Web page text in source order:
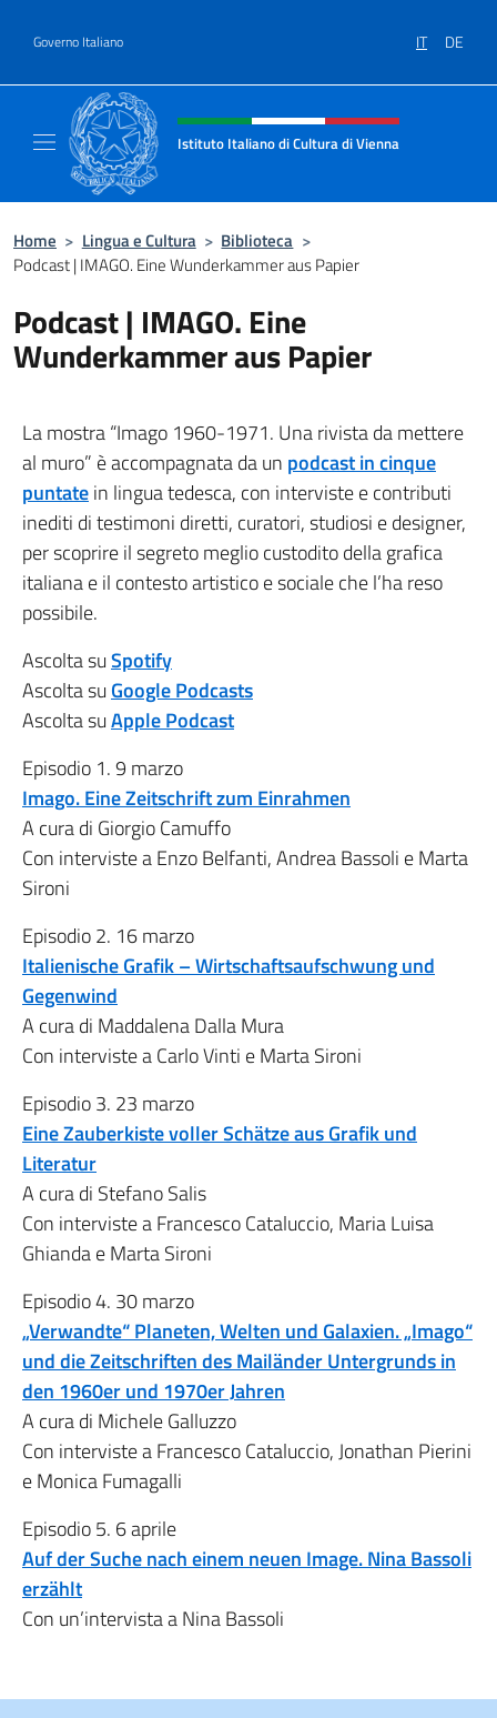
Governo Italiano IT DE
Intestazione sito, social e menù
Istituto Italiano di Cultura di Vienna
Home > Lingua e Cultura > Biblioteca >
Podcast | IMAGO. Eine Wunderkammer aus Papier
Podcast | IMAGO. Eine
Wunderkammer aus Papier
La mostra “Imago 1960-1971. Una rivista da mettere
al muro” è accompagnata da un podcast in cinque
puntatein lingua tedesca, con interviste e contributi
inediti di testimoni diretti, curatori, studiosi e designer,
per scoprire il segreto meglio custodito della grafica
italiana e il contesto artistico e sociale che l’ha reso
possibile.
Ascolta suSpotify
Ascolta su Google Podcasts
Ascolta suApple Podcast
Episodio 1. 9 marzo
Imago. Eine Zeitschrift zum Einrahmen
A cura di Giorgio Camuffo
Con interviste a Enzo Belfanti, Andrea Bassoli e Marta
Sironi
Episodio 2. 16 marzo
Italienische Grafik – Wirtschaftsaufschwung und
Gegenwind
A cura di Maddalena Dalla Mura
Con interviste a Carlo Vinti e Marta Sironi
Episodio 3. 23 marzo
Eine Zauberkiste voller Schätze aus Grafik und
Literatur
A cura di Stefano Salis
Con interviste a Francesco Cataluccio, Maria Luisa
Ghianda e Marta Sironi
Episodio 4. 30 marzo
„Verwandte“ Planeten, Welten und Galaxien. „Imago“
und die Zeitschriften des Mailänder Untergrunds in
den 1960er und 1970er Jahren
A cura di Michele Galluzzo
Con interviste a Francesco Cataluccio, Jonathan Pierini
e Monica Fumagalli
Episodio 5. 6 aprile
Auf der Suche nach einem neuen Image. Nina Bassoli
erzählt
Con un’intervista a Nina Bassoli